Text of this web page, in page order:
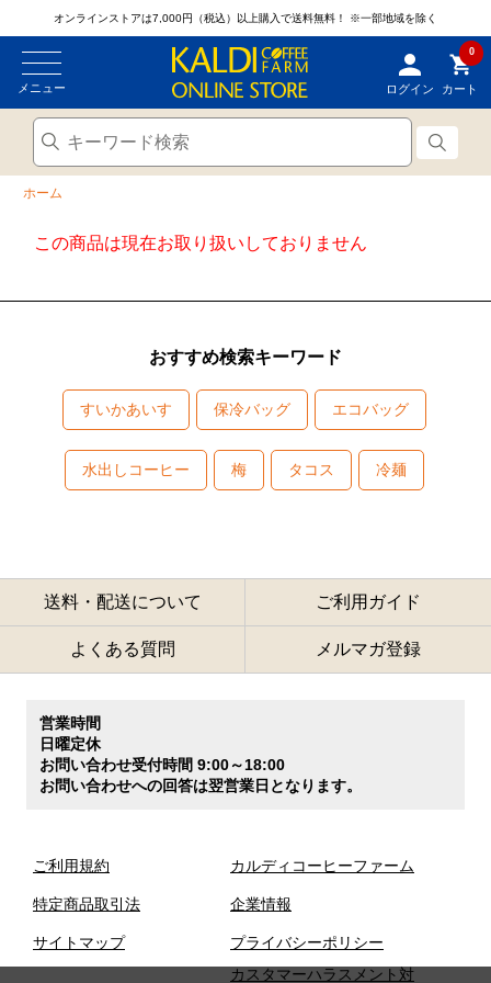
オンラインストアは7,000円（税込）以上購入で送料無料！ ※一部地域を除く
メニュー ログイン
0
カート
ホーム
この商品は現在お取り扱いしておりません
おすすめ検索キーワード
すいかあいす 保冷バッグ エコバッグ
水出しコーヒー 梅 タコス 冷麺
送料・配送について ご利用ガイド
よくある質問 メルマガ登録
営業時間
日曜定休
お問い合わせ受付時間 9:00～18:00
お問い合わせへの回答は翌営業日となります。
ご利用規約
特定商品取引法
サイトマップ
カルディコーヒーファーム
企業情報
プライバシーポリシー
カスタマーハラスメント対